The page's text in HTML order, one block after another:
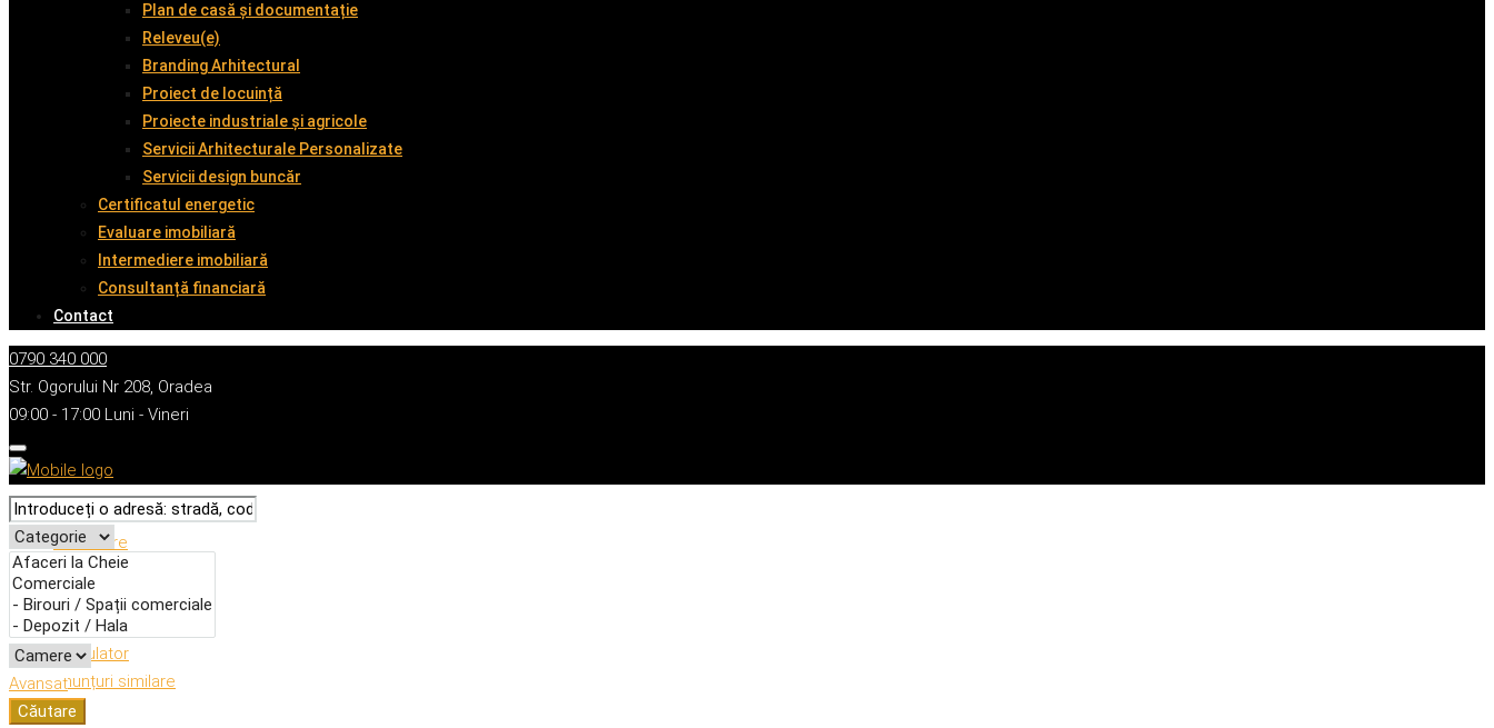
Plan de casă și documentație
Releveu(e)
Branding Arhitectural
Proiect de locuință
Proiecte industriale și agricole
Servicii Arhitecturale Personalizate
Servicii design buncăr
Certificatul energetic
Evaluare imobiliară
Intermediere imobiliară
Consultanță financiară
Contact
0790 340 000
Str. Ogorului Nr 208, Oradea
09:00 - 17:00 Luni - Vineri
Avansat
Căutare
Descriere
Caracteristici
Adresă
Detalii
Calculator
Anunțuri similare